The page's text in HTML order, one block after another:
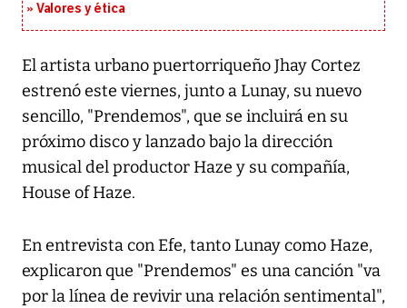
Valores y ética
El artista urbano puertorriqueño Jhay Cortez
estrenó este viernes, junto a Lunay, su nuevo
sencillo, "Prendemos", que se incluirá en su
próximo disco y lanzado bajo la dirección
musical del productor Haze y su compañía,
House of Haze.
En entrevista con Efe, tanto Lunay como Haze,
explicaron que "Prendemos" es una canción "va
por la línea de revivir una relación sentimental",